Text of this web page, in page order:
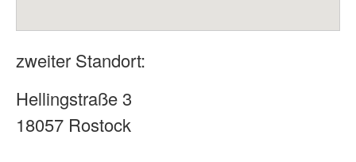
zweiter Standort:
Hellingstraße 3
18057 Rostock